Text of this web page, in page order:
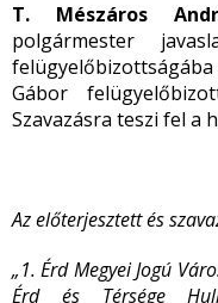
T. Mészáros
polgármester
Gábor
Szavazásra teszi fel a
Az előterjesztett és
„1. Érd Megyei Jogú
Érd és Térsége